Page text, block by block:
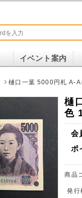
イベント案内
樋口一葉 5000円札 A-
樋
色
会
ポ
商品
発行